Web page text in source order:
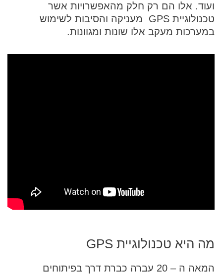
ועוד. אלו הם רק חלק מהאפשרויות אשר
טכנולוגיית GPS מעניקה והסיבות לשימוש
במערכות מעקב אלו שונות ומגוונות.
מה היא טכנולוגיית GPS
המאה ה – 20 עברה כברת דרך בפיתוחים